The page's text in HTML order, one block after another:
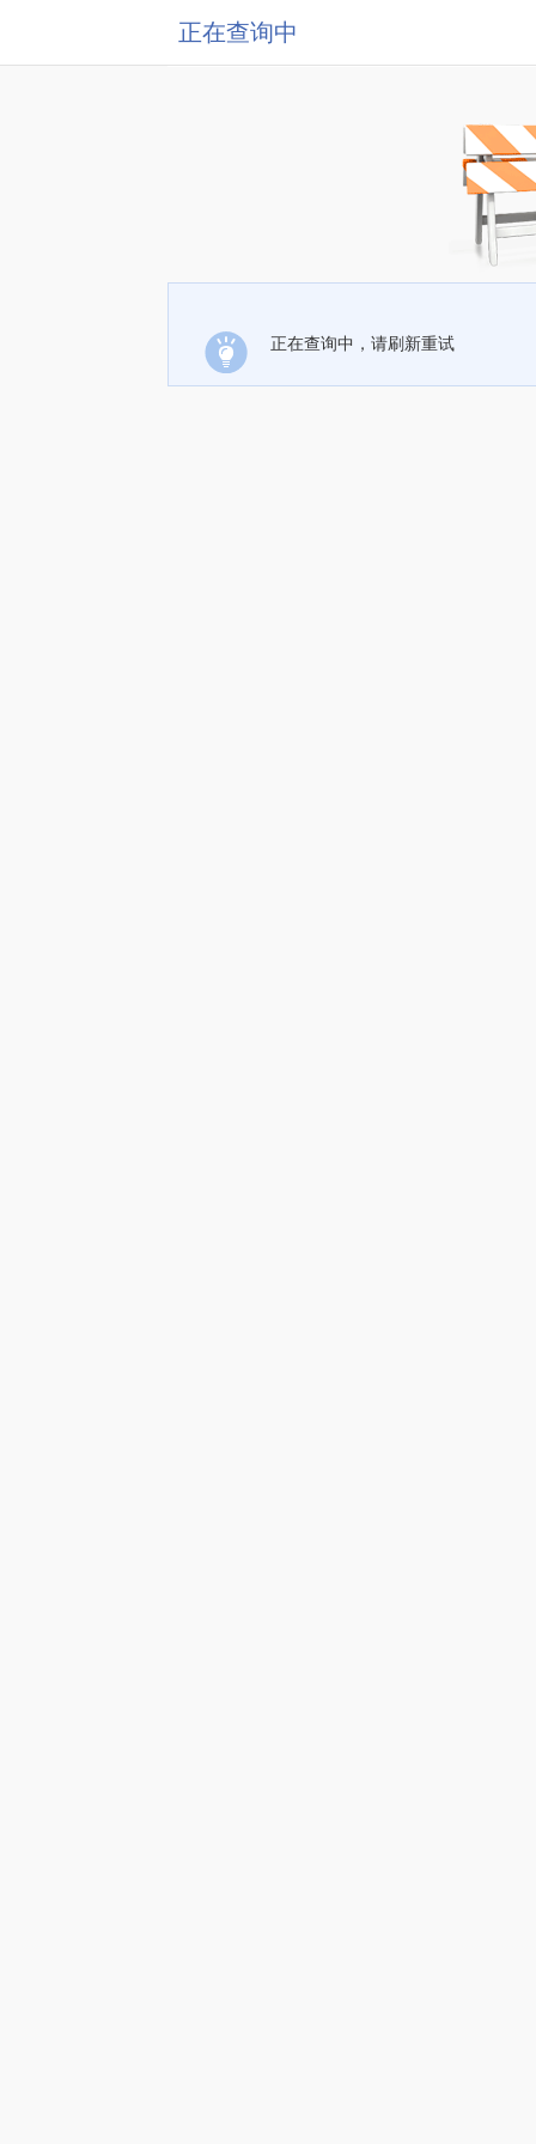
正在查询中
正在查询中，请刷新重试